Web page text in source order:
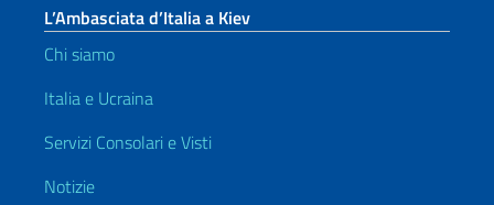
L’Ambasciata d’Italia a Kiev
Chi siamo
Italia e Ucraina
Servizi Consolari e Visti
Notizie